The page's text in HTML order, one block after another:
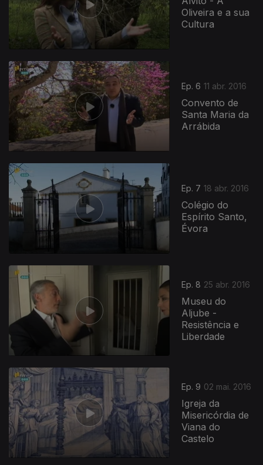
Oliveira e a sua
Cultura
Ep. 6 11 abr. 2016
Convento de
Santa Maria da
Arrábida
Ep. 7 18 abr. 2016
Colégio do
Espírito Santo,
Évora
Ep. 8 25 abr. 2016
Museu do
Aljube -
Resistência e
Liberdade
Ep. 9 02 mai. 2016
Igreja da
Misericórdia de
Viana do
Castelo